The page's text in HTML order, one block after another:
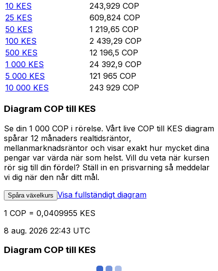
10 KES 243,929 COP
25 KES 609,824 COP
50 KES 1 219,65 COP
100 KES 2 439,29 COP
500 KES 12 196,5 COP
1 000 KES 24 392,9 COP
5 000 KES 121 965 COP
10 000 KES 243 929 COP
Diagram COP till KES
Se din 1 000 COP i rörelse. Vårt live COP till KES diagram
spårar 12 månaders realtidsräntor,
mellanmarknadsräntor och visar exakt hur mycket dina
pengar var värda när som helst. Vill du veta när kursen
rör sig till din fördel? Ställ in en prisvarning så meddelar
vi dig när den når ditt mål.
Spåra växelkurs Visa fullständigt diagram
1 COP = 0,0409955 KES
8 aug. 2026 22:43 UTC
Diagram COP till KES